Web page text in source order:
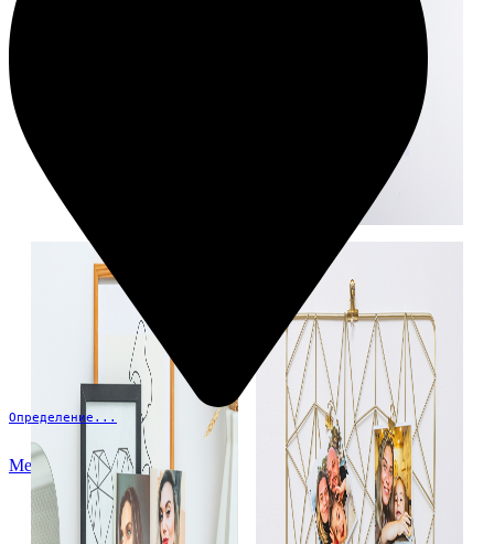
Определение...
Меню